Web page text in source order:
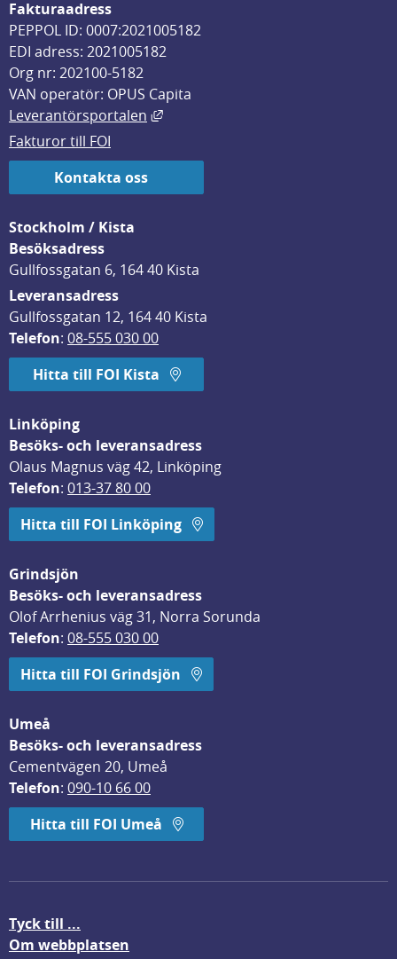
Fakturaadress
PEPPOL ID: 0007:2021005182
EDI adress: 2021005182
Org nr: 202100-5182
VAN operatör: OPUS Capita
Leverantörsportalen
Länk till annan webbplats, öppnas
Fakturor till FOI
Kontakta oss
Stockholm / Kista
Besöksadress
Gullfossgatan 6, 164 40 Kista
Leveransadress
Gullfossgatan 12, 164 40 Kista
Telefon: 08-555 030 00
Hitta till FOI Kista
Linköping
Besöks- och leveransadress
Olaus Magnus väg 42, Linköping
Telefon: 013-37 80 00
Hitta till FOI Linköping
Grindsjön
Besöks- och leveransadress
Olof Arrhenius väg 31, Norra Sorunda
Telefon: 08-555 030 00
Hitta till FOI Grindsjön
Umeå
Besöks- och leveransadress
Cementvägen 20, Umeå
Telefon: 090-10 66 00
Hitta till FOI Umeå
Tyck till ...
Om webbplatsen